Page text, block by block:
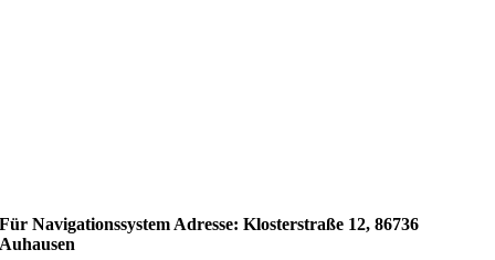
Für Navigationssystem Adresse: Klosterstraße 12, 86736
Auhausen